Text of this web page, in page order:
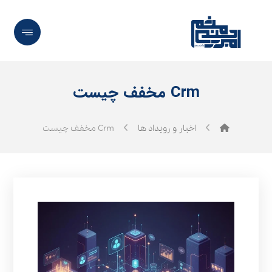
Crm مخفف چیست
اخبار و رویداد ها Crm مخفف چیست